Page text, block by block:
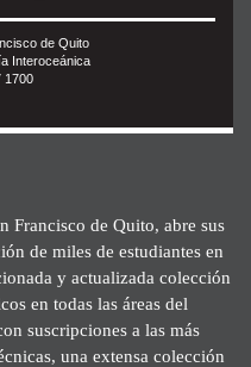
de Quito
Interoceánica
1700
Francisco de Quito, abre sus
de miles de estudiantes en
y actualizada colección
en todas las áreas del
suscripciones a las más
una extensa colección